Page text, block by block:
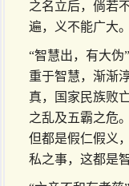
之名立后，倘若
遍，义不能广大。
“智慧出，有大伪
重于智慧，渐渐
真，国家民族败
之乱及五霸之危
但都是假仁假义
私之事，这都是